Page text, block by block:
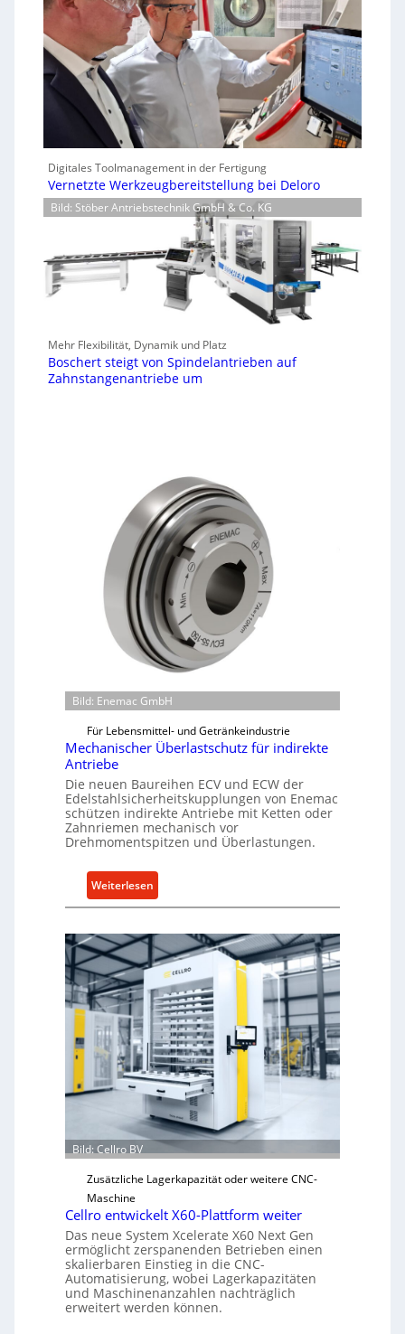
Digitales Toolmanagement in der Fertigung
Vernetzte Werkzeugbereitstellung bei Deloro
Bild: Stöber Antriebstechnik GmbH & Co. KG
Mehr Flexibilität, Dynamik und Platz
Boschert steigt von Spindelantrieben auf
Zahnstangenantriebe um
Bild: Enemac GmbH
Für Lebensmittel- und Getränkeindustrie
Mechanischer Überlastschutz für indirekte
Antriebe
Die neuen Baureihen ECV und ECW der
Edelstahlsicherheitskupplungen von Enemac
schützen indirekte Antriebe mit Ketten oder
Zahnriemen mechanisch vor
Drehmomentspitzen und Überlastungen.
Weiterlesen:
M
c
h
n
i
c
h
e
r
Ü
b
r
s
t
s
c
Bild: Cellro BV
Zusätzliche Lagerkapazität oder weitere CNC-
Maschine
Cellro entwickelt X60-Plattform weiter
Das neue System Xcelerate X60 Next Gen
ermöglicht zerspanenden Betrieben einen
skalierbaren Einstieg in die CNC-
Automatisierung, wobei Lagerkapazitäten
und Maschinenanzahlen nachträglich
erweitert werden können.